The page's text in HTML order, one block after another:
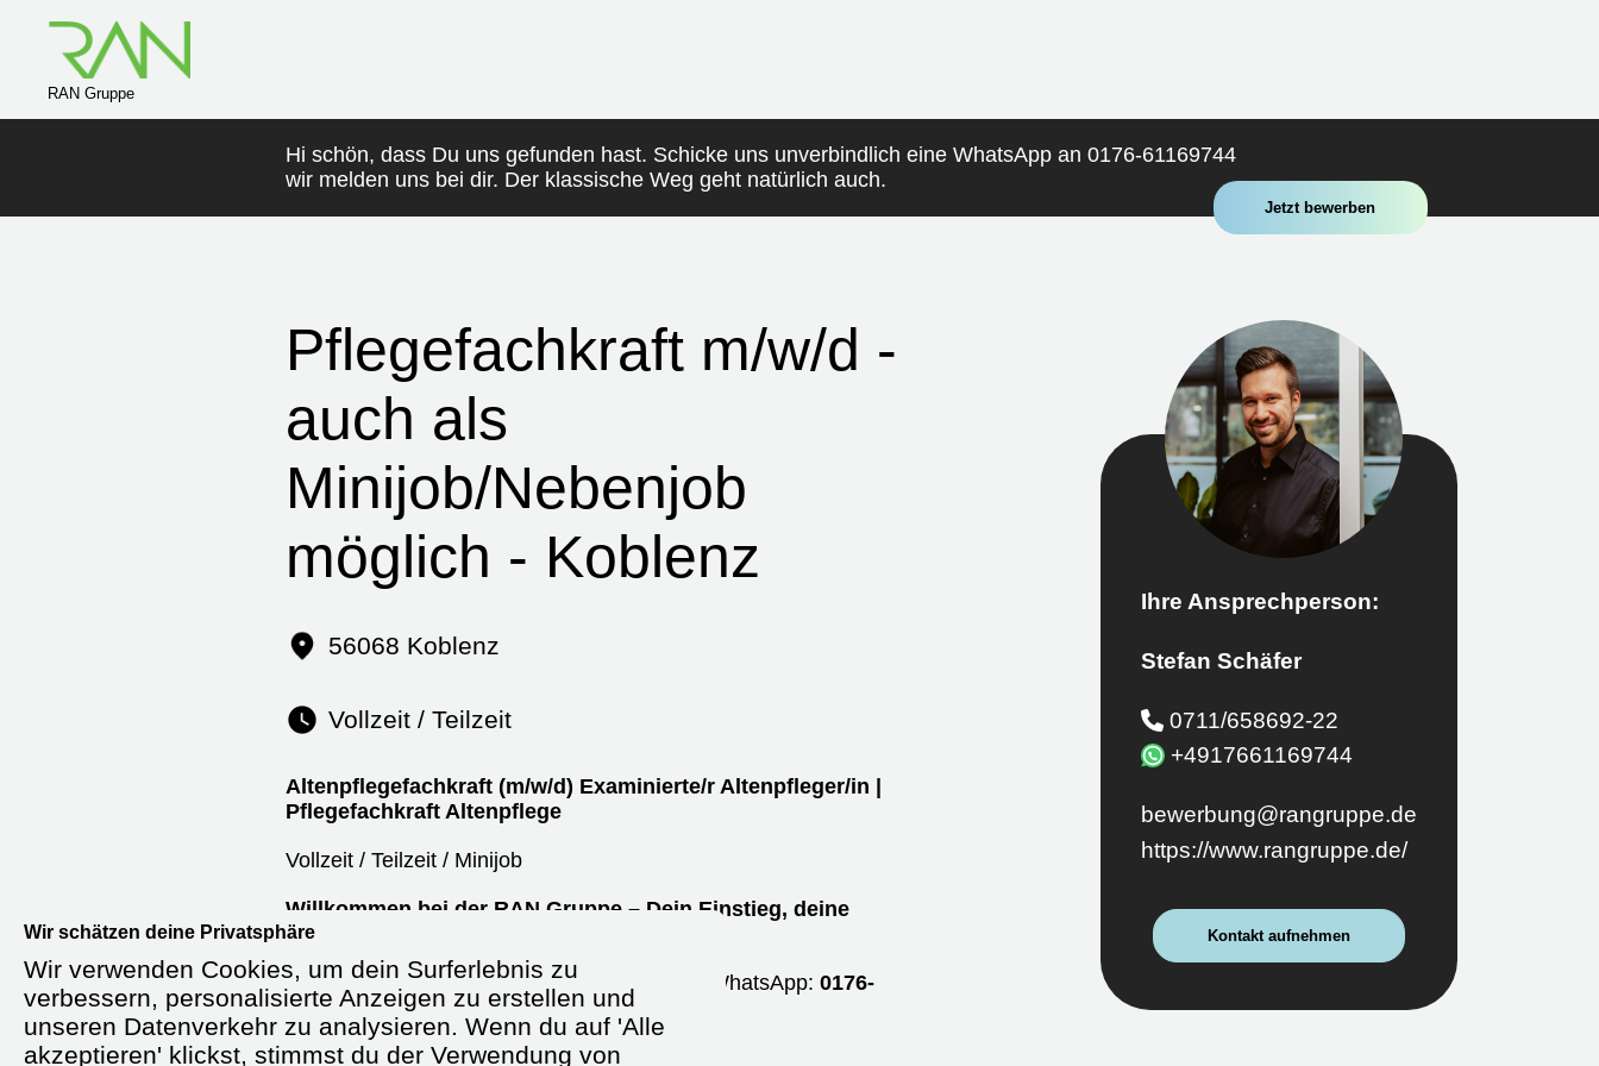
RAN Gruppe
Hi schön, dass Du uns gefunden hast. Schicke uns unverbindlich eine WhatsApp an 0176-61169744
wir melden uns bei dir. Der klassische Weg geht natürlich auch.
Jetzt bewerben
Pflegefachkraft m/w/d -
auch als
Minijob/Nebenjob
möglich - Koblenz
56068 Koblenz
Vollzeit / Teilzeit
Altenpflegefachkraft (m/w/d) Examinierte/r Altenpfleger/in |
Pflegefachkraft Altenpflege
Vollzeit / Teilzeit / Minijob
Willkommen bei der RAN Gruppe – Dein Einstieg, deine
Bedingungen.
Erreichbar unter 0711 / 658 692-22 oder per WhatsApp: 0176-
61169744
Ihre Ansprechperson:
Stefan Schäfer
0711/658692-22
+4917661169744
bewerbung@rangruppe.de
https://www.rangruppe.de/
Kontakt aufnehmen
Wir schätzen deine Privatsphäre
Wir verwenden Cookies, um dein Surferlebnis zu
verbessern, personalisierte Anzeigen zu erstellen und
unseren Datenverkehr zu analysieren. Wenn du auf 'Alle
akzeptieren' klickst, stimmst du der Verwendung von